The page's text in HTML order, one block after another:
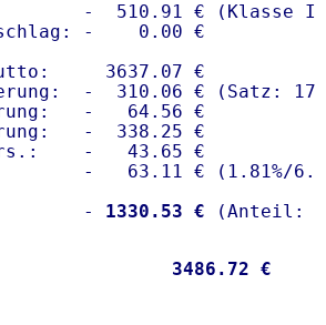
-  510.91 € (Klasse I)
-    0.00 €
3637.07 €
-  310.06 € (Satz:
-   64.56 €
-  338.25 €
-   43.65 €
-   63.11 € ( 1.81%/
-
1330.53 €
Brutto: 3486.72 €